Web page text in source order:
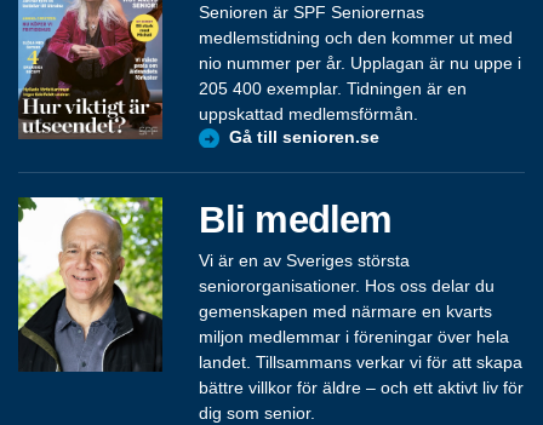
Senioren är SPF Seniorernas
medlemstidning och den kommer ut med
nio nummer per år. Upplagan är nu uppe i
205 400 exemplar. Tidningen är en
uppskattad medlemsförmån.
Gå till senioren.se
Bli medlem
Vi är en av Sveriges största
seniororganisationer. Hos oss delar du
gemenskapen med närmare en kvarts
miljon medlemmar i föreningar över hela
landet. Tillsammans verkar vi för att skapa
bättre villkor för äldre – och ett aktivt liv för
dig som senior.